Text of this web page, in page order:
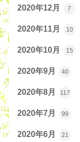
2020年12月 7
2020年11月 10
2020年10月 15
2020年9月 40
2020年8月 117
2020年7月 99
2020年6月 21